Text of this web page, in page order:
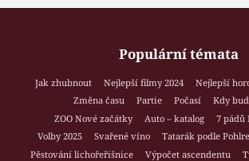
Populární témata
Jak zhubnout Nejlepší filmy 2024 Nejlepší
Změna času
Partie Počasí
Kdy
ZOO Nové začátky
Auto – katalog
7 pádů
Volby 2025
Svařené víno Tatarák podle
Pěstování lichořeřišnice
Výpočet ascendentu